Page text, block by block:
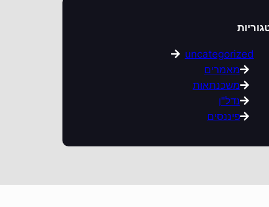
uncategorized
מאמרים
משכנתאות
נדל"ן
פיננסים